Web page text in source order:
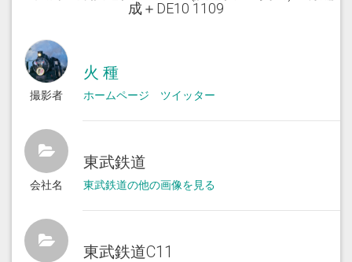
成＋DE10 1109
撮影者
火 種
ホームページ ツイッター
会社名
東武鉄道
東武鉄道の他の画像を見る
東武鉄道C11